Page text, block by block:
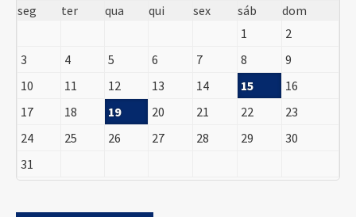
seg
ter qua qui sex sáb
dom
1
2
3
4 5 6 7 8
9
10
11 12 13 14 15
16
17
18 19 20 21 22
23
24
25 26 27 28 29
30
31